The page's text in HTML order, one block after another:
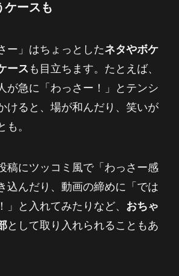
ケースも
ー」はちょっとしたネタやボケ
ース も目立ちます。たとえば、
が急に「わっさー！」とテンシ
けると、場が和んだり、笑いが
も。
稿にツッコミ風で「わっさー感
込んだり、動画の締めに「では
」と入れてみたりなど、 おちゃ
として取り入れられることもあ